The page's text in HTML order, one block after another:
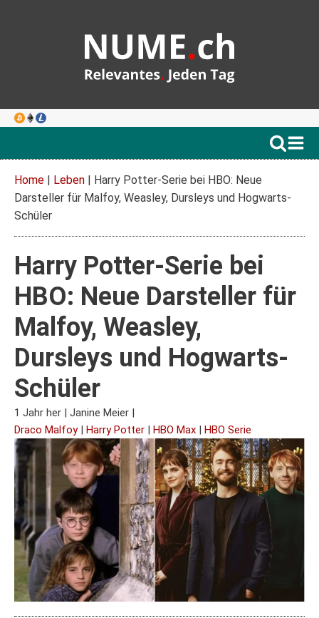
Home | Leben | Harry Potter-Serie bei HBO: Neue
Darsteller für Malfoy, Weasley, Dursleys und Hogwarts-
Schüler
Harry Potter-Serie bei
HBO: Neue Darsteller für
Malfoy, Weasley,
Dursleys und Hogwarts-
Schüler
1 Jahr her | Janine Meier |
Draco Malfoy| Harry Potter | HBO Max | HBO Serie